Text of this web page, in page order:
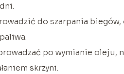
do szarpania
po wymianie oleju,
skrzyni.